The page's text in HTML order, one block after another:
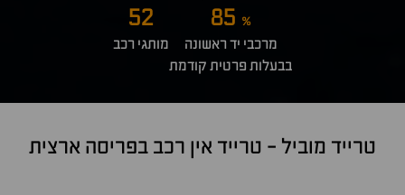
%
85
מרכבי יד ראשונה
בבעלות פרטית קודמת
52
מותגי רכב
טרייד מוביל - טרייד אין רכב בפריסה ארצית